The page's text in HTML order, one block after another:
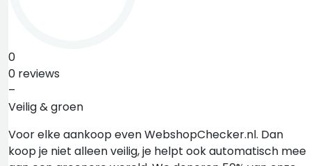
0
0 reviews
–
Veilig & groen
Voor elke aankoop even WebshopChecker.nl. Dan
koop je niet alleen veilig, je helpt ook automatisch mee